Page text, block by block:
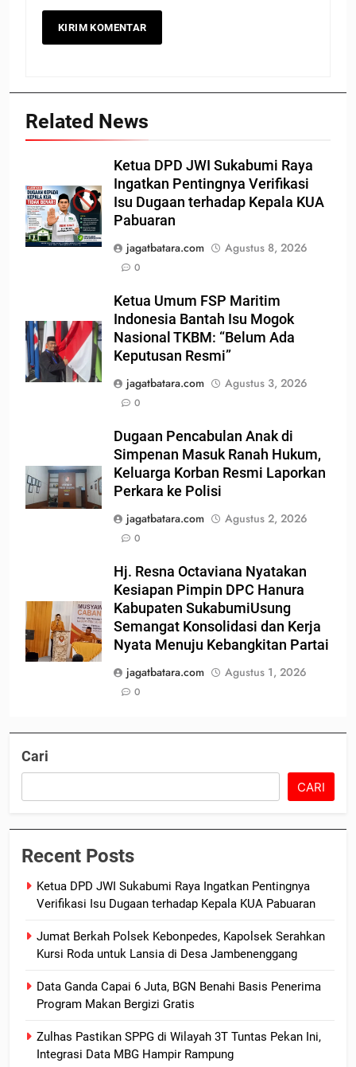
Related News
Ketua DPD JWI Sukabumi Raya
Ingatkan Pentingnya Verifikasi
Isu Dugaan terhadap Kepala KUA
Pabuaran
jagatbatara.com
Agustus 8, 2026
0
Ketua Umum FSP Maritim
Indonesia Bantah Isu Mogok
Nasional TKBM: “Belum Ada
Keputusan Resmi”
jagatbatara.com
Agustus 3, 2026
0
Dugaan Pencabulan Anak di
Simpenan Masuk Ranah Hukum,
Keluarga Korban Resmi Laporkan
Perkara ke Polisi
jagatbatara.com
Agustus 2, 2026
0
Hj. Resna Octaviana Nyatakan
Kesiapan Pimpin DPC Hanura
Kabupaten SukabumiUsung
Semangat Konsolidasi dan Kerja
Nyata Menuju Kebangkitan Partai
jagatbatara.com
Agustus 1, 2026
0
Cari
CARI
Recent Posts
Ketua DPD JWI Sukabumi Raya Ingatkan Pentingnya
Verifikasi Isu Dugaan terhadap Kepala KUA Pabuaran
Jumat Berkah Polsek Kebonpedes, Kapolsek Serahkan
Kursi Roda untuk Lansia di Desa Jambenenggang
Data Ganda Capai 6 Juta, BGN Benahi Basis Penerima
Program Makan Bergizi Gratis
Zulhas Pastikan SPPG di Wilayah 3T Tuntas Pekan Ini,
Integrasi Data MBG Hampir Rampung